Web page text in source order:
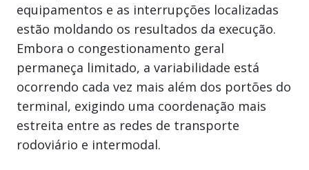
equipamentos e as interrupções localizadas
estão moldando os resultados da execução.
Embora o congestionamento geral
permaneça limitado, a variabilidade está
ocorrendo cada vez mais além dos portões do
terminal, exigindo uma coordenação mais
estreita entre as redes de transporte
rodoviário e intermodal.